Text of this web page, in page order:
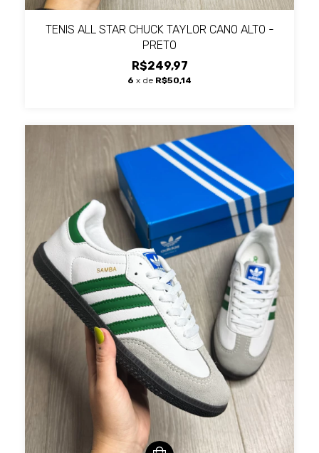
TENIS ALL STAR CHUCK TAYLOR CANO ALTO -
PRETO
R$249,97
6 x de R$50,14